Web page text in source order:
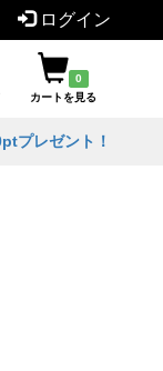
ログイン
0
カートを見る
プレゼント！